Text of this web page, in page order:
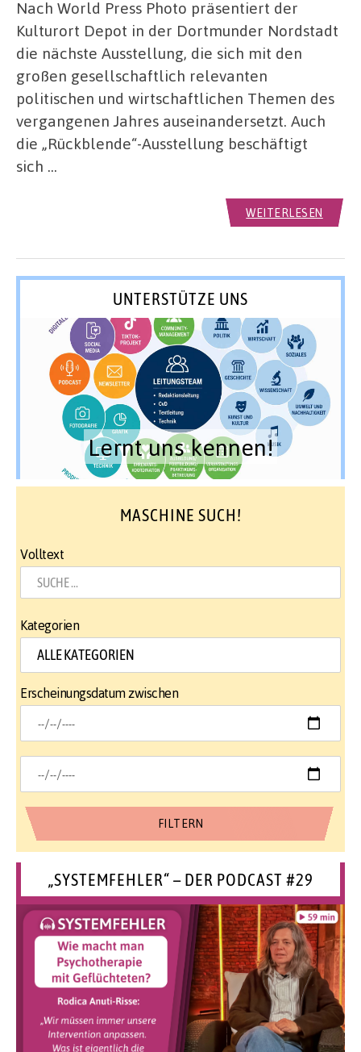
Nach World Press Photo präsentiert der
Kulturort Depot in der Dortmunder Nordstadt
die nächste Ausstellung, die sich mit den
großen gesellschaftlich relevanten
politischen und wirtschaftlichen Themen des
vergangenen Jahres auseinandersetzt. Auch
die „Rückblende“-Ausstellung beschäftigt
sich …
WEITERLESEN
UNTERSTÜTZE UNS
Lernt uns kennen!
MASCHINE SUCH!
Volltext
Kategorien
Erscheinungsdatum zwischen
„SYSTEMFEHLER“ – DER PODCAST #29